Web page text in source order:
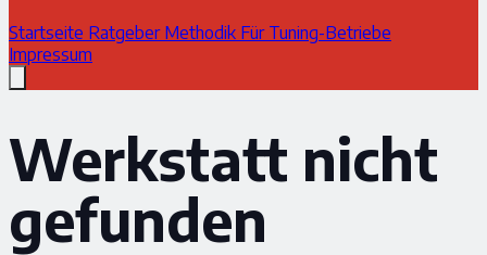
Startseite Ratgeber Methodik Für Tuning-Betriebe
Impressum
Werkstatt nicht
gefunden